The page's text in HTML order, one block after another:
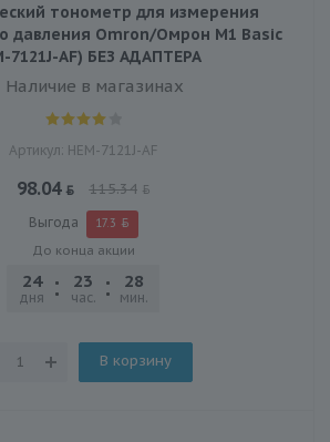
тонометр для измерения
давления Omron/Омрон M1 Basic
7121J-AF) БЕЗ АДАПТЕРА
Наличие в магазинах
Артикул: HEM-7121J-AF
98.04 115.34
Выгода 17.3
До конца акции
24
дня
23
час.
28
мин.
В корзину